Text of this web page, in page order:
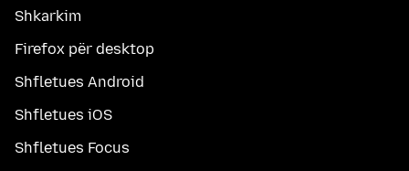
Shkarkim
Firefox për desktop
Shfletues Android
Shfletues iOS
Shfletues Focus